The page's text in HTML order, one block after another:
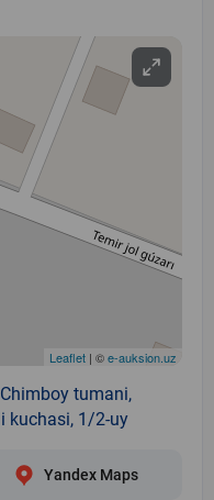
Leaflet | ©e-auksion.uz
tumani,
kuchasi, 1/2-uy
Yandex Maps